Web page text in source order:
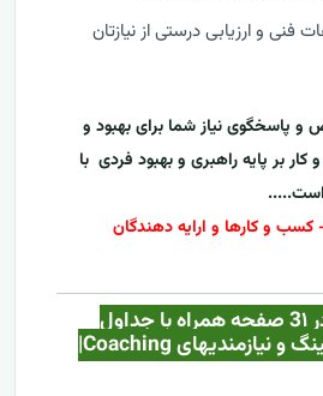
فنی و ارزیابی درستی از نیازتان
مخصوص و پاسخگوی نیاز شما برای بهبود و
بر پایه راهبری و بهبود فردی با
است.....
کسب و کارها و ارایه دهندگان
یک طرح بی مانند در 3۱ صفحه همراه با جداول
پرسشنامه نوع کوچینگ و نیازمندیهای Coaching|